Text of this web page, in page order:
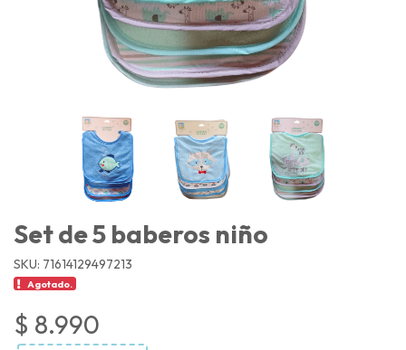
Set de 5 baberos niño
SKU: 71614129497213
Agotado.
$ 8.990